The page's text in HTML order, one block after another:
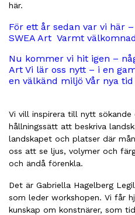
här.
För ett år sedan var vi här
SWEA Art Varmt
Nu kommer vi hit igen –
Art Vi lär oss nytt – i en
en välkänd miljö Vår nya
Vi vill inspirera till nytt
hållningssätt att beskriva
landskapet och platser där
oss att se ljus, volymer och
och ändå förenkla.
Det är Gabriella Hagelberg
som leder workshopen. Vi får
kunskap om konstnärer, som